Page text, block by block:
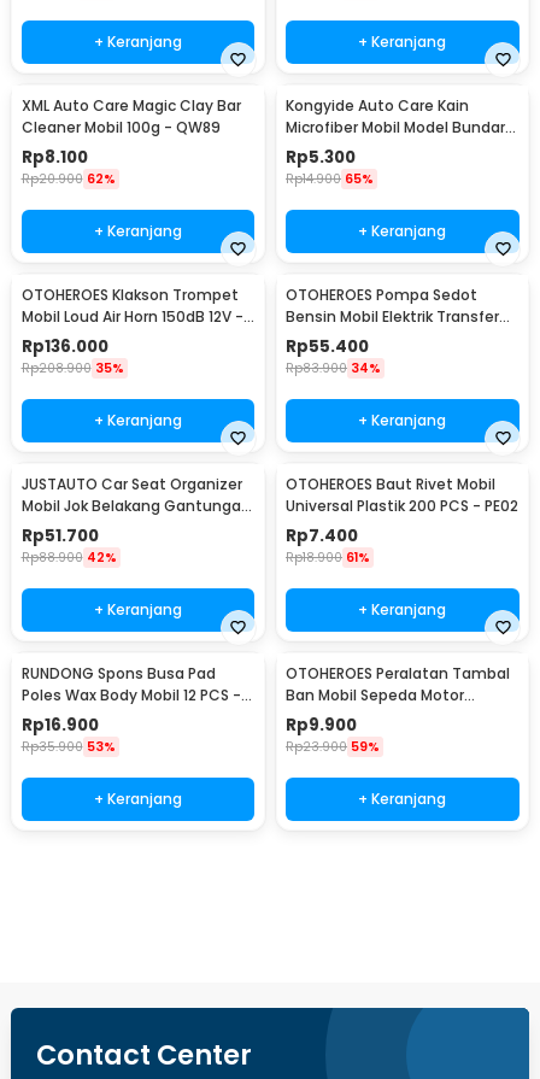
+ Keranjang + Keranjang
XML Auto Care Magic Clay Bar
Cleaner Mobil 100g - QW89
Rp8.100
Rp20.900 62%
+ Keranjang
Kongyide Auto Care Kain
Microfiber Mobil Model Bundar -
L-20
Rp5.300
Rp14.900 65%
+ Keranjang
OTOHEROES Klakson Trompet
Mobil Loud Air Horn 150dB 12V -
JD4001
Rp136.000
Rp208.900 35%
+ Keranjang
OTOHEROES Pompa Sedot
Bensin Mobil Elektrik Transfer
Pump 38mm DC 12V - CT-14
Rp55.400
Rp83.900 34%
+ Keranjang
JUSTAUTO Car Seat Organizer
Mobil Jok Belakang Gantungan
Barang Tisu - Z-354
Rp51.700
Rp88.900 42%
+ Keranjang
OTOHEROES Baut Rivet Mobil
Universal Plastik 200 PCS - PE02
Rp7.400
Rp18.900 61%
+ Keranjang
RUNDONG Spons Busa Pad
Poles Wax Body Mobil 12 PCS -
R2010
Rp16.900
Rp35.900 53%
+ Keranjang
OTOHEROES Peralatan Tambal
Ban Mobil Sepeda Motor
Tubeless - KBTB02
Rp9.900
Rp23.900 59%
+ Keranjang
Contact Center